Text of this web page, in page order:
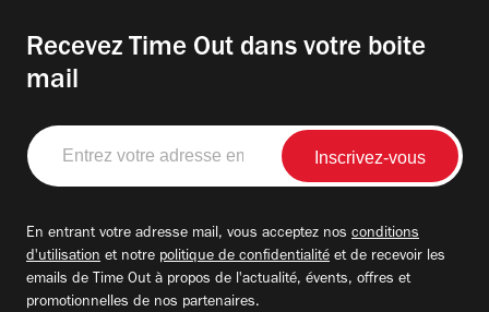
Recevez Time Out dans votre boite
mail
Entrez
votre
adresse
En entrant votre adresse mail, vous acceptez nos conditions
d'utilisation et notre politique de confidentialité et de recevoir les
emails de Time Out à propos de l'actualité, évents, offres et
promotionnelles de nos partenaires.